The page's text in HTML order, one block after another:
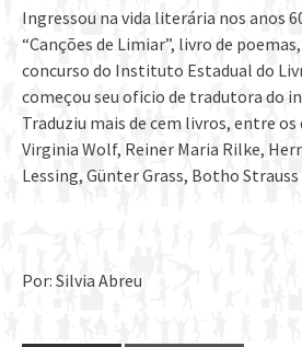
Ingressou na vida literária nos anos
“Canções de Limiar”, livro de
concurso do Instituto Estadual do
começou seu oficio de tradutora do
Traduziu mais de cem livros, entre
Virginia Wolf, Reiner Maria Rilke,
Lessing, Günter Grass, Botho
Por: Silvia Abreu